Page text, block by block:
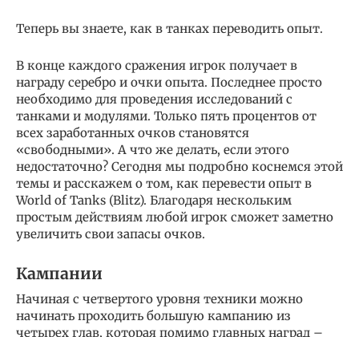
Теперь вы знаете, как в танках переводить опыт.
В конце каждого сражения игрок получает в
награду серебро и очки опыта. Последнее просто
необходимо для проведения исследований с
танками и модулями. Только пять процентов от
всех заработанных очков становятся
«свободными». А что же делать, если этого
недостаточно? Сегодня мы подробно коснемся этой
темы и расскажем о том, как перевести опыт в
World of Tanks (Blitz). Благодаря нескольким
простым действиям любой игрок сможет заметно
увеличить свои запасы очков.
Кампании
Начиная с четвертого уровня техники можно
начинать проходить большую кампанию из
четырех глав, которая помимо главных наград –